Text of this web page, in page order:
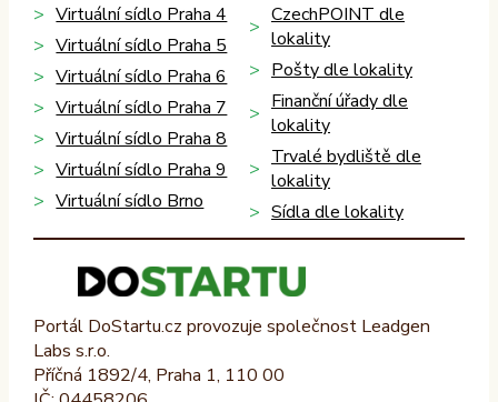
Virtuální sídlo Praha 4
Virtuální sídlo Praha 5
Virtuální sídlo Praha 6
Virtuální sídlo Praha 7
Virtuální sídlo Praha 8
Virtuální sídlo Praha 9
Virtuální sídlo Brno
CzechPOINT dle
lokality
Pošty dle lokality
Finanční úřady dle
lokality
Trvalé bydliště dle
lokality
Sídla dle lokality
Portál DoStartu.cz provozuje společnost Leadgen
Labs s.r.o.
Příčná 1892/4, Praha 1, 110 00